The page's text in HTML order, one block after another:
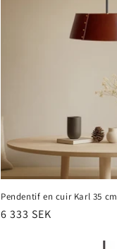
Pendentif en cuir Karl 35 cm
Prix
6 333 SEK